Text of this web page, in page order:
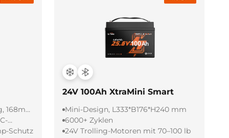
168mm
Schutz
24V 100Ah XtraMini Smart
Mini-Design, L333*B176*H240 mm
6000+ Zyklen
24V Trolling-Motoren mit 70–100 lb